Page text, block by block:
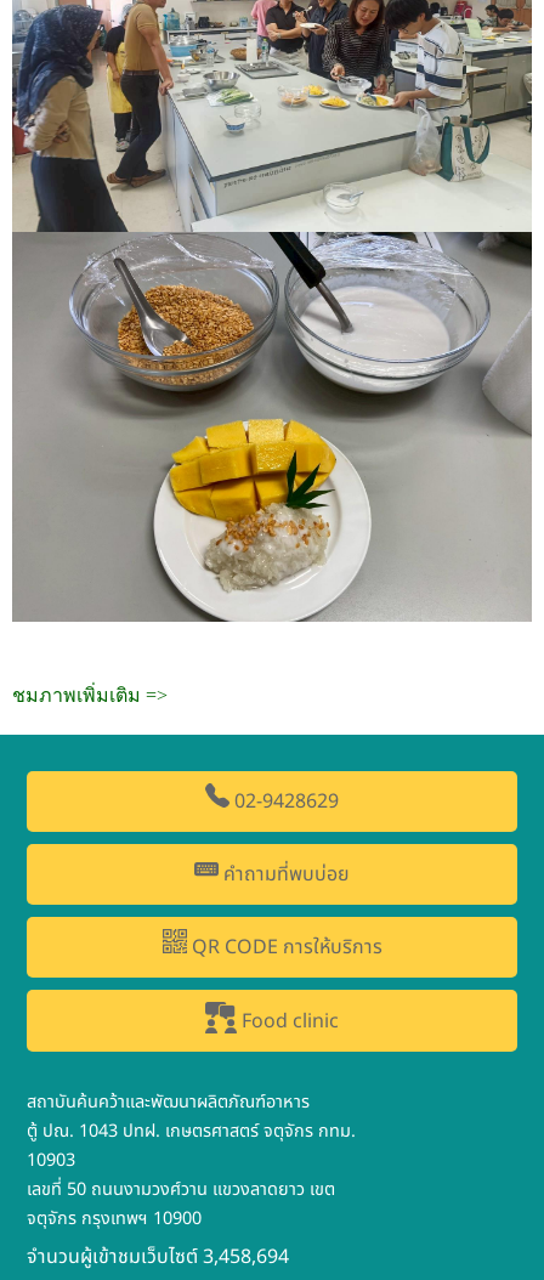
ชมภาพเพิ่มเติม =>
02-9428629
คำถามที่พบบ่อย
QR CODE การให้บริการ
Food clinic
สถาบันค้นคว้าและพัฒนาผลิตภัณฑ์อาหาร
ตู้ ปณ. 1043 ปทฝ. เกษตรศาสตร์ จตุจักร กทม.
10903
เลขที่ 50 ถนนงามวงศ์วาน แขวงลาดยาว เขต
จตุจักร กรุงเทพฯ 10900
จำนวนผู้เข้าชมเว็บไซต์ 3,458,694